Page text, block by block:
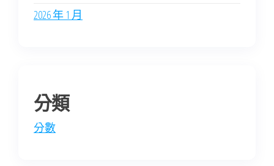
2026 年 1 月
分類
分數